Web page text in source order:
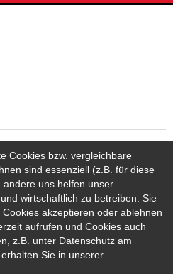
HONDA CIVIC E:HEV
Cookies bzw. vergleichbare
sind essenziell (z.B. für diese
uns helfen unser
wirtschaftlich zu betreiben. Sie
akzeptieren oder ablehnen
aufrufen und Cookies auch
z.B. unter Datenschutz am
Sie in unserer